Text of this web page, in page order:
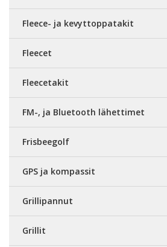
Fleece- ja kevyttoppatakit
Fleecet
Fleecetakit
FM-, ja Bluetooth lähettimet
Frisbeegolf
GPS ja kompassit
Grillipannut
Grillit